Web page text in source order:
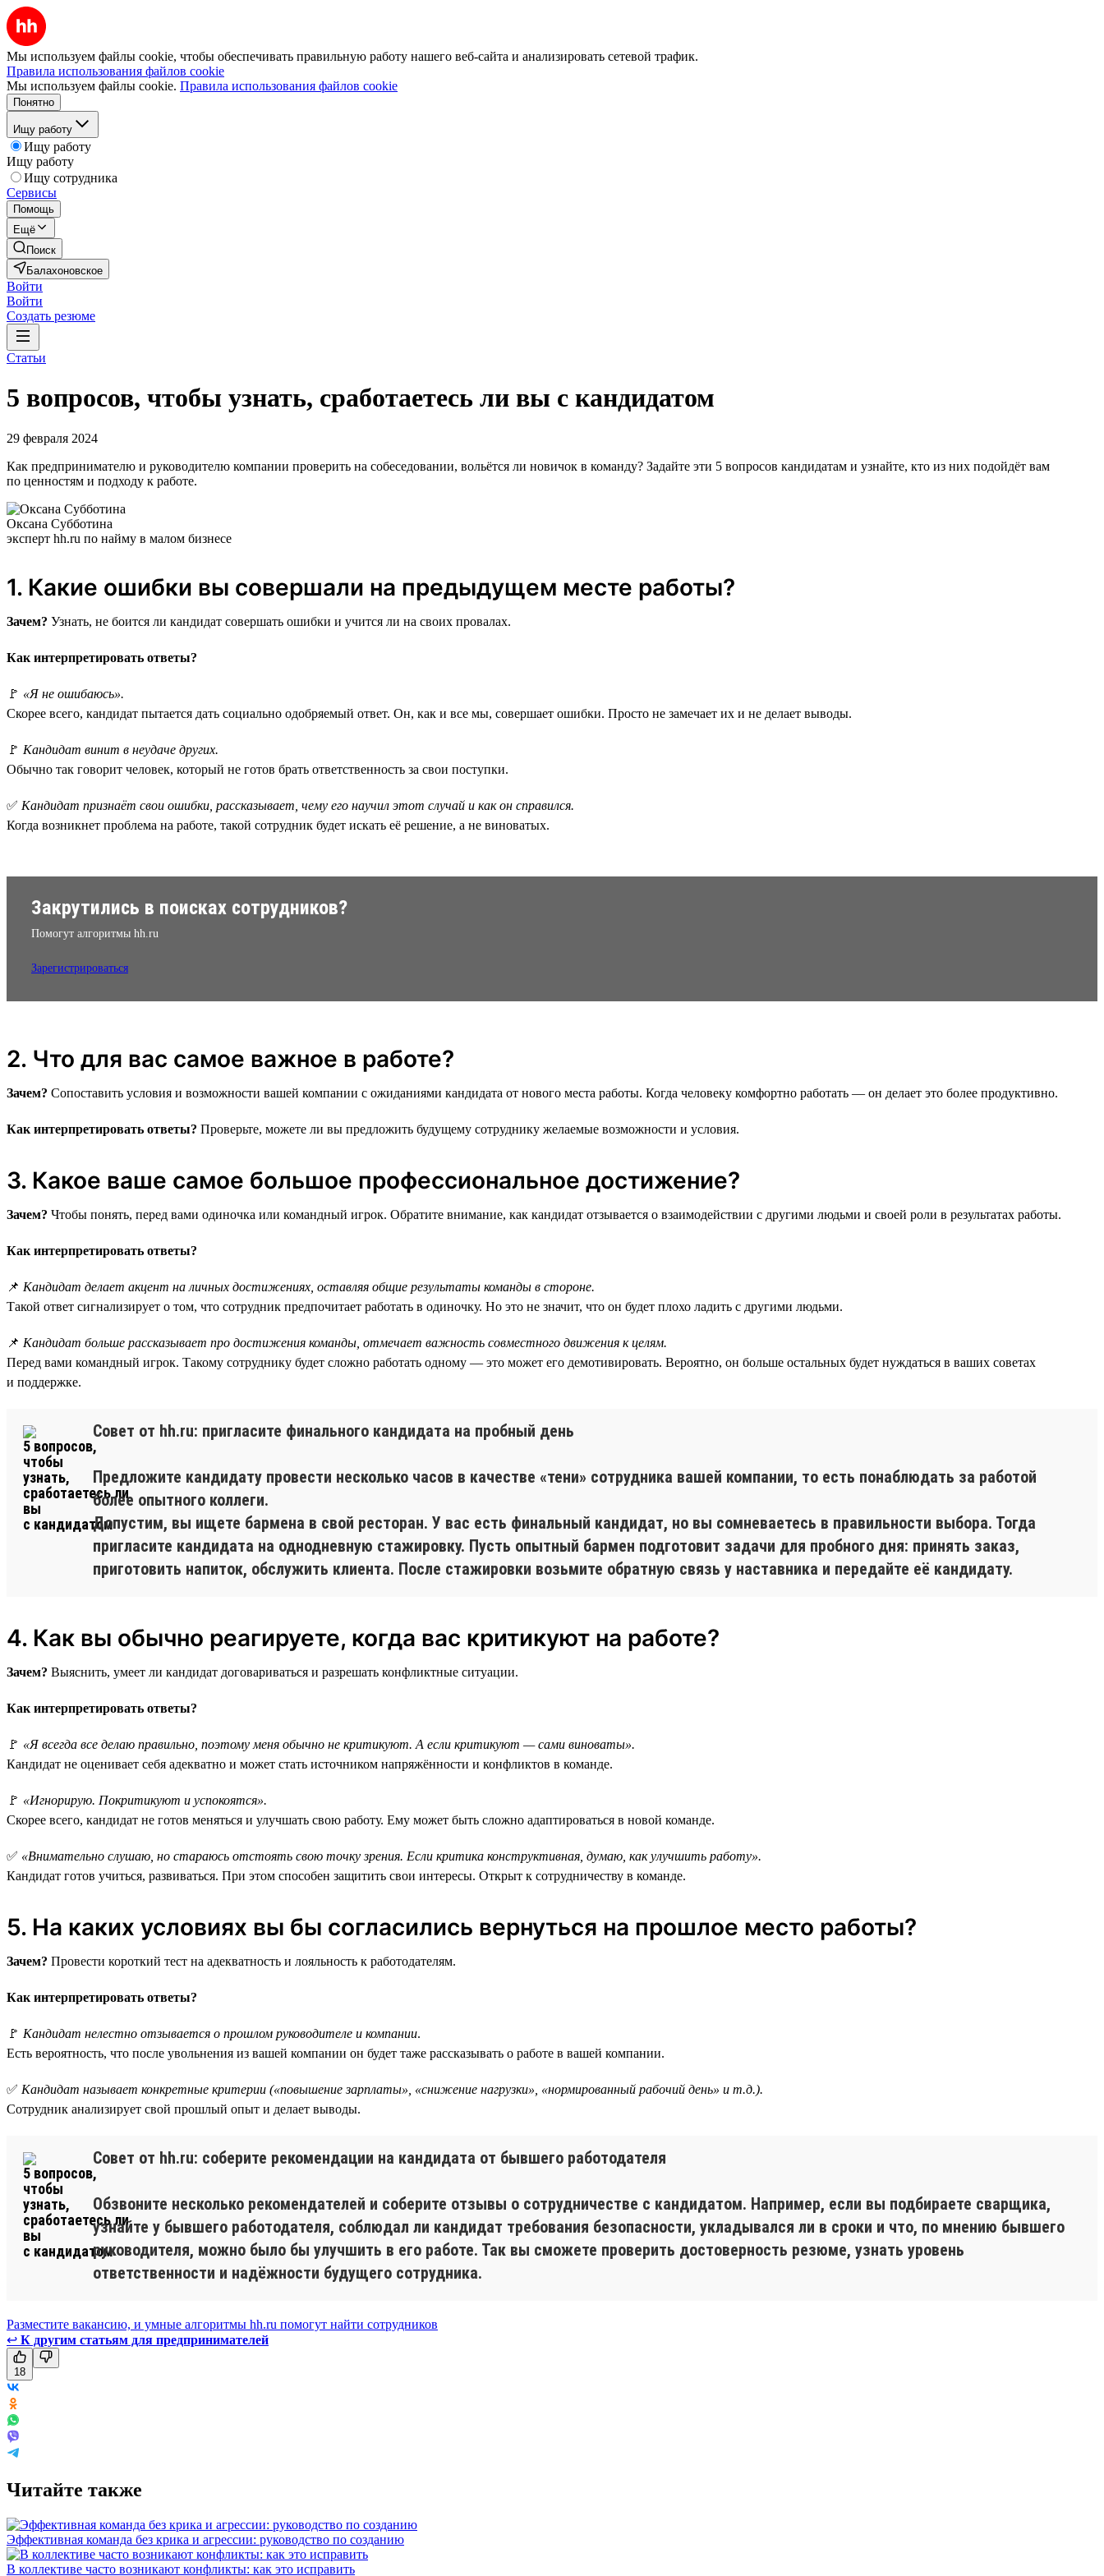
Мы используем файлы cookie, чтобы обеспечивать правильную работу нашего веб-сайта и анализировать сетевой трафик.
Правила использования файлов cookie
Мы используем файлы cookie. Правила использования файлов cookie
Понятно
Ищу работу
Ищу работу
Ищу работу
Ищу сотрудника
Сервисы
Помощь
Ещё
Поиск
Балахоновское
Войти
Войти
Создать резюме
Статьи
5 вопросов, чтобы узнать, сработаетесь ли вы с кандидатом
29 февраля 2024
Как предпринимателю и руководителю компании проверить на собеседовании, вольётся ли новичок в команду? Задайте эти 5 вопросов кандидатам и узнайте, кто из них подойдёт вам
по ценностям и подходу к работе.
Оксана Субботина
эксперт hh.ru по найму в малом бизнесе
1. Какие ошибки вы совершали на предыдущем месте работы?
Зачем? Узнать, не боится ли кандидат совершать ошибки и учится ли на своих провалах.
Как интерпретировать ответы?
🚩 «Я не ошибаюсь».
Скорее всего, кандидат пытается дать социально одобряемый ответ. Он, как и все мы, совершает ошибки. Просто не замечает их и не делает выводы.
🚩 Кандидат винит в неудаче других.
Обычно так говорит человек, который не готов брать ответственность за свои поступки.
✅ Кандидат признаёт свои ошибки, рассказывает, чему его научил этот случай и как он справился.
Когда возникнет проблема на работе, такой сотрудник будет искать её решение, а не виноватых.
Закрутились в поисках сотрудников?
Помогут алгоритмы hh.ru
Зарегистрироваться
2. Что для вас самое важное в работе?
Зачем? Сопоставить условия и возможности вашей компании с ожиданиями кандидата от нового места работы. Когда человеку комфортно работать — он делает это более продуктивно.
Как интерпретировать ответы? Проверьте, можете ли вы предложить будущему сотруднику желаемые возможности и условия.
3. Какое ваше самое большое профессиональное достижение?
Зачем? Чтобы понять, перед вами одиночка или командный игрок. Обратите внимание, как кандидат отзывается о взаимодействии с другими людьми и своей роли в результатах работы.
Как интерпретировать ответы?
📌 Кандидат делает акцент на личных достижениях, оставляя общие результаты команды в стороне.
Такой ответ сигнализирует о том, что сотрудник предпочитает работать в одиночку. Но это не значит, что он будет плохо ладить с другими людьми.
📌 Кандидат больше рассказывает про достижения команды, отмечает важность совместного движения к целям.
Перед вами командный игрок. Такому сотруднику будет сложно работать одному — это может его демотивировать. Вероятно, он больше остальных будет нуждаться в ваших советах
и поддержке.
Совет от hh.ru: пригласите финального кандидата на пробный день
Предложите кандидату провести несколько часов в качестве «тени» сотрудника вашей компании, то есть понаблюдать за работой
более опытного коллеги.
Допустим, вы ищете бармена в свой ресторан. У вас есть финальный кандидат, но вы сомневаетесь в правильности выбора. Тогда
пригласите кандидата на однодневную стажировку. Пусть опытный бармен подготовит задачи для пробного дня: принять заказ,
приготовить напиток, обслужить клиента. После стажировки возьмите обратную связь у наставника и передайте её кандидату.
4. Как вы обычно реагируете, когда вас критикуют на работе?
Зачем? Выяснить, умеет ли кандидат договариваться и разрешать конфликтные ситуации.
Как интерпретировать ответы?
🚩 «Я всегда все делаю правильно, поэтому меня обычно не критикуют. А если критикуют — сами виноваты».
Кандидат не оценивает себя адекватно и может стать источником напряжённости и конфликтов в команде.
🚩 «Игнорирую. Покритикуют и успокоятся».
Скорее всего, кандидат не готов меняться и улучшать свою работу. Ему может быть сложно адаптироваться в новой команде.
✅ «Внимательно слушаю, но стараюсь отстоять свою точку зрения. Если критика конструктивная, думаю, как улучшить работу».
Кандидат готов учиться, развиваться. При этом способен защитить свои интересы. Открыт к сотрудничеству в команде.
5. На каких условиях вы бы согласились вернуться на прошлое место работы?
Зачем? Провести короткий тест на адекватность и лояльность к работодателям.
Как интерпретировать ответы?
🚩 Кандидат нелестно отзывается о прошлом руководителе и компании.
Есть вероятность, что после увольнения из вашей компании он будет таже рассказывать о работе в вашей компании.
✅ Кандидат называет конкретные критерии («повышение зарплаты», «снижение нагрузки», «нормированный рабочий день» и т.д.).
Сотрудник анализирует свой прошлый опыт и делает выводы.
Совет от hh.ru: соберите рекомендации на кандидата от бывшего работодателя
Обзвоните несколько рекомендателей и соберите отзывы о сотрудничестве с кандидатом. Например, если вы подбираете сварщика,
узнайте у бывшего работодателя, соблюдал ли кандидат требования безопасности, укладывался ли в сроки и что, по мнению бывшего
руководителя, можно было бы улучшить в его работе. Так вы сможете проверить достоверность резюме, узнать уровень
ответственности и надёжности будущего сотрудника.
Разместите вакансию, и умные алгоритмы hh.ru помогут найти сотрудников
↩ К другим статьям для предпринимателей
18
Читайте также
Эффективная команда без крика и агрессии: руководство по созданию
В коллективе часто возникают конфликты: как это исправить